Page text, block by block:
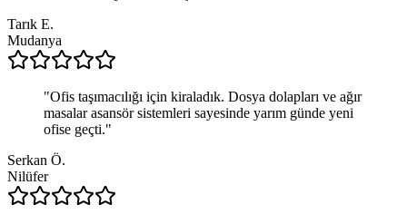
Tarık E.
Mudanya
"Ofis taşımacılığı için kiraladık. Dosya dolapları ve ağır
masalar asansör sistemleri sayesinde yarım günde yeni
ofise geçti."
Serkan Ö.
Nilüfer